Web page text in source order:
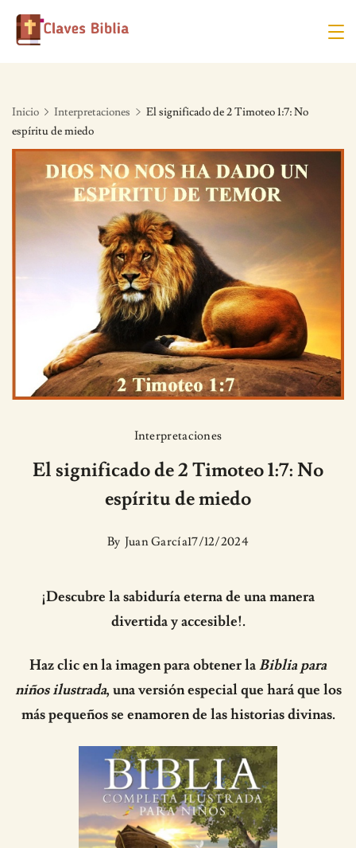
Skip
Inicio Interpretaciones
El significado de 2 Timoteo 1:7: No
espíritu de miedo
Interpretaciones
El significado de 2 Timoteo 1:7: No
espíritu de miedo
By Juan García17/12/2024
¡Descubre la sabiduría eterna de una manera
divertida y accesible!.
Haz clic en la imagen para obtener laBiblia para
niños ilustrada, una versión especial que hará que los
más pequeños se enamoren de las historias divinas.